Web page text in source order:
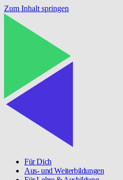
Zum Inhalt springen
Für Dich
Aus- und Weiterbildungen